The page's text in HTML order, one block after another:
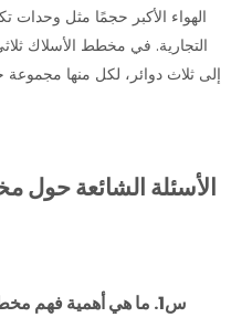
الهواء الأكبر حجمًا مثل وحدات
التجارية. في مخطط الأسلاك
إلى ثلاث دوائر، لكل منها مجموعة
الأسئلة الشائعة
س1. ما هي أهمية فهم مخططات توصيلات المحرك المبرد؟